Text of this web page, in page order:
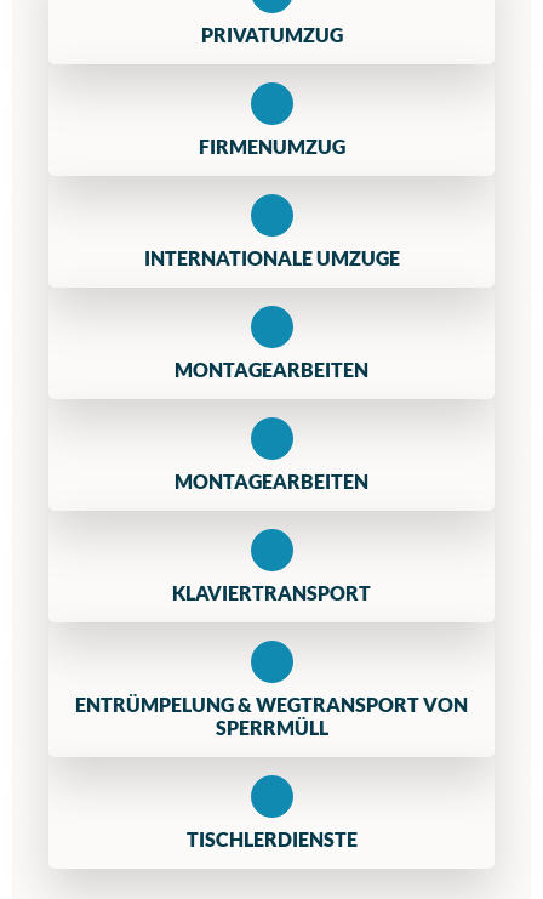
PRIVATUMZUG
FIRMENUMZUG
INTERNATIONALE UMZUGE
MONTAGEARBEITEN
MONTAGEARBEITEN
KLAVIERTRANSPORT
ENTRÜMPELUNG & WEGTRANSPORT VON
SPERRMÜLL
TISCHLERDIENSTE